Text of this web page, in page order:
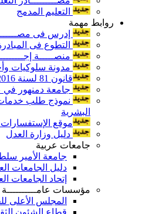
التعليم المدمج
روابط مهمة
إدرس فى
التطوع فى
منصـــــة
مدونة سلوكيات
قانون 81 لسنة 2016 " الخدمة المدنيــة "
جامعة دمنهور في
نموذج طلب خدمات
البشرية
موقع الإستفسارات
دليل وزارة العدل
جامعات عربية
جامعة الأمير
دليل الجامعات
إتحاد الجامعات
مؤسسات عامــــــــــة
المجلس الأعلى
قطاع الشئون